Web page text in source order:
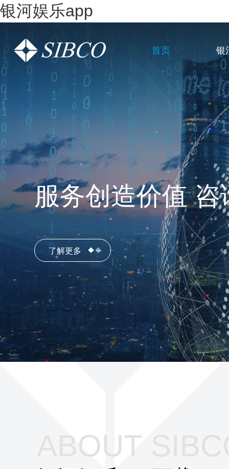
银河娱乐app
首页 银
服务创造价值
了解更多
一站式全链条企
了解更多
ABOUT